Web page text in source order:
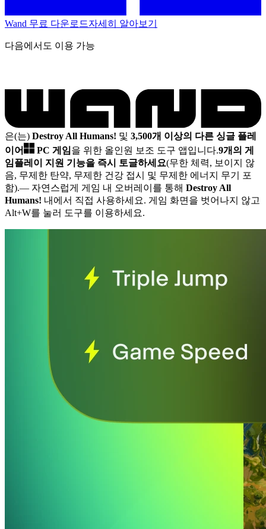
Wand 무료 다운로드자세히 알아보기
다음에서도 이용 가능
은(는) Destroy All Humans! 및 3,500개 이상의 다른 싱글 플레
이어
PC 게임을 위한 올인원 보조 도구 앱입니다.9개의 게
임플레이 지원 기능을 즉시 토글하세요(무한 체력, 보이지 않
음, 무제한 탄약, 무제한 건강 접시 및 무제한 에너지 무기 포
함).— 자연스럽게 게임 내 오버레이를 통해 Destroy All
Humans! 내에서 직접 사용하세요. 게임 화면을 벗어나지 않고
Alt+W를 눌러 도구를 이용하세요.